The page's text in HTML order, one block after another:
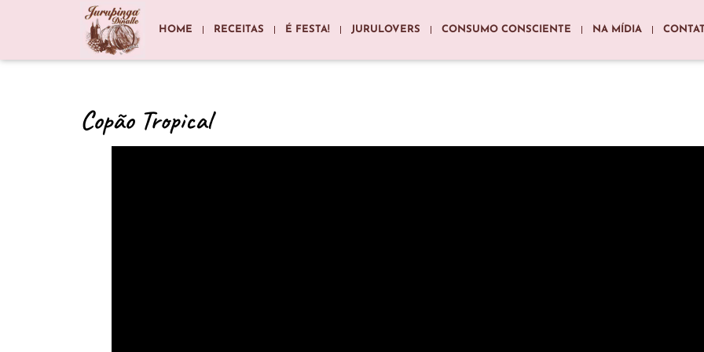
HOME RECEITAS É FESTA! JURULOVERS CONSUMO CONSCIENTE NA MÍDIA
Copão Tropical